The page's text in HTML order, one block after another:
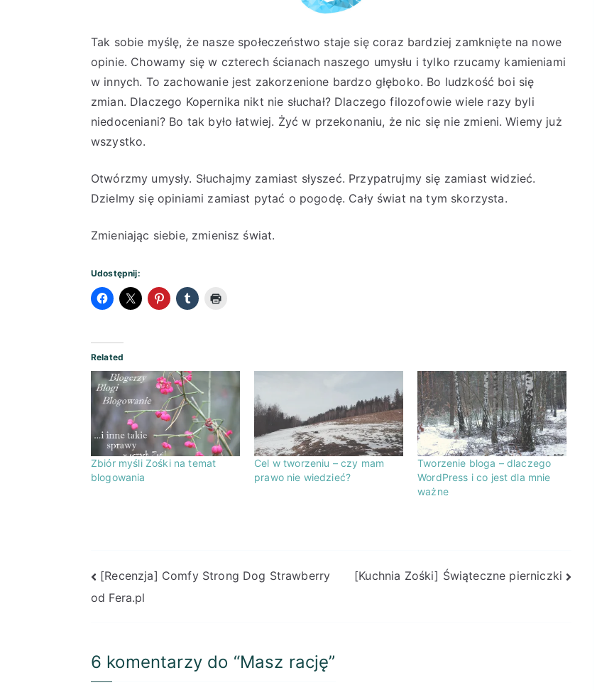
Tak sobie myślę, że nasze społeczeństwo staje się coraz bardziej zamknięte na nowe
opinie. Chowamy się w czterech ścianach naszego umysłu i tylko rzucamy kamieniami
w innych. To zachowanie jest zakorzenione bardzo głęboko. Bo ludzkość boi się
zmian. Dlaczego Kopernika nikt nie słuchał? Dlaczego filozofowie wiele razy byli
niedoceniani? Bo tak było łatwiej. Żyć w przekonaniu, że nic się nie zmieni. Wiemy już
wszystko.
Otwórzmy umysły. Słuchajmy zamiast słyszeć. Przypatrujmy się zamiast widzieć.
Dzielmy się opiniami zamiast pytać o pogodę. Cały świat na tym skorzysta.
Zmieniając siebie, zmienisz świat.
Udostępnij:
Related
Zbiór myśli Zośki na temat
blogowania
Cel w tworzeniu – czy mam
prawo nie wiedzieć?
Tworzenie bloga – dlaczego
WordPress i co jest dla mnie
ważne
Nawigacja
wpisu
[Recenzja] Comfy Strong Dog Strawberry
od Fera.pl
[Kuchnia Zośki] Świąteczne pierniczki
6 komentarzy do “Masz rację”